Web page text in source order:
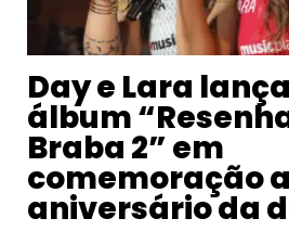
Day e Lara
álbum
Braba 2” em
comemoração
aniversário da